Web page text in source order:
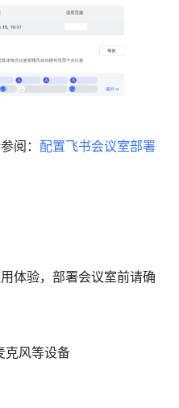
阅： 配置飞书会议室部署
体验，部署会议室前请确
克风等设备